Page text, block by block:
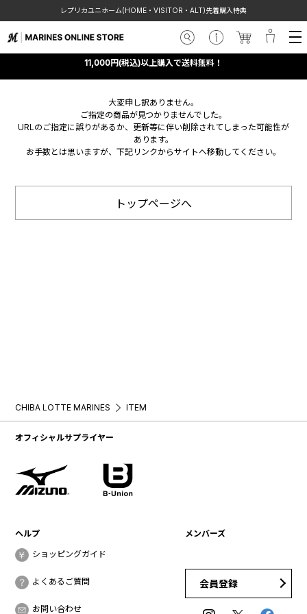
レプリカユニホーム(HOME・VISITOR・ALT)先着購入特典
11,000円(税込)以上購入で送料無料！
大変申し訳ありません。
ご指定の商品が見つかりませんでした。
URLのご指定に誤りがあるか、更新等に伴い削除されてしまった可能性が
あります。
お手数とは思いますが、下記リンクからサイトへ移動してください。
トップページへ
CHIBA LOTTE MARINES ITEM
オフィシャルサプライヤー
ヘルプ
ショッピングガイド
よくあるご質問
お問い合わせ
メンバーズ
会員登録